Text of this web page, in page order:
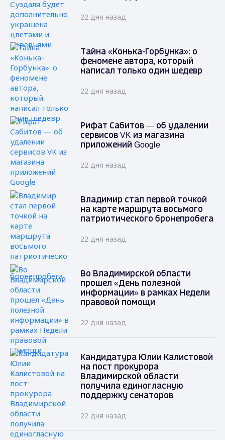
22 дня назад
Тайна «Конька-Горбунка»: о
феномене автора, который
написал только один шедевр
22 дня назад
Рифат Сабитов — об удалении
сервисов VK из магазина
приложений Google
22 дня назад
Владимир стал первой точкой
на карте маршрута восьмого
патриотического бронепробега
22 дня назад
Во Владимирской области
прошел «День полезной
информации» в рамках Недели
правовой помощи
22 дня назад
Кандидатура Юлии Калистовой
на пост прокурора
Владимирской области
получила единогласную
поддержку сенаторов
22 дня назад